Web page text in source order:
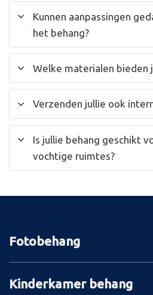
Kunnen aanpassingen
het behang?
Welke materialen bieden
Verzenden jullie ook
Is jullie behang geschikt
vochtige ruimtes?
Fotobehang
Kinderkamer behang